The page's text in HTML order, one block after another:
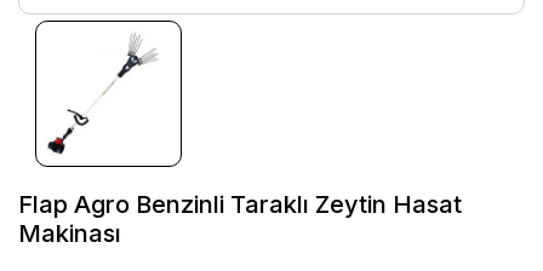
Flap Agro Benzinli Taraklı Zeytin Hasat
Makinası